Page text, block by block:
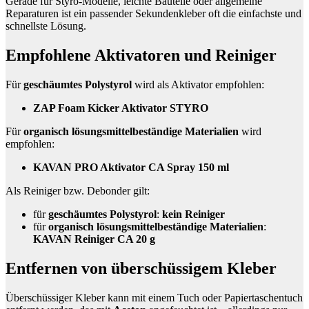
Reparaturen ist ein passender Sekundenkleber oft die einfachste und
schnellste Lösung.
Empfohlene Aktivatoren und Reiniger
Fürgeschäumtes Polystyrol wird als Aktivator empfohlen:
ZAP Foam Kicker Aktivator STYRO
Fürorganisch lösungsmittelbeständige Materialien wird
empfohlen:
KAVAN PRO Aktivator CA Spray 150 ml
Als Reiniger bzw. Debonder gilt:
fürgeschäumtes Polystyrol: kein Reiniger
fürorganisch lösungsmittelbeständige Materialien:
KAVAN Reiniger CA 20 g
Entfernen von überschüssigem Kleber
Überschüssiger Kleber kann mit einem Tuch oder Papiertaschentuch